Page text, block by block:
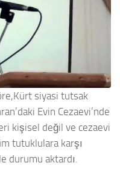
siyasi tutsak
Evin Cezaevi’nde
kişisel değil ve cezaevi
tutuklulara karşı
durumu aktardı.